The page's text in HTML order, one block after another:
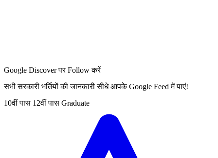
Google Discover पर Follow करें
सभी सरकारी भर्तियों की जानकारी सीधे आपके Google Feed में पाएं!
10वीं पास 12वीं पास Graduate